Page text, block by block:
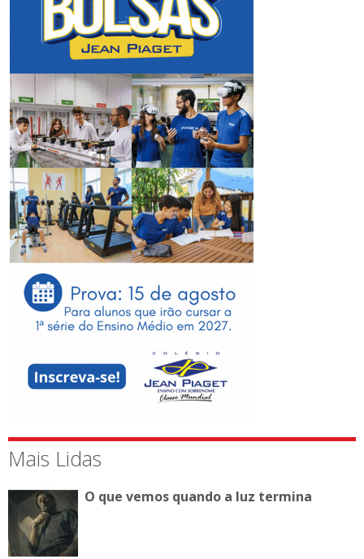
Mais Lidas
O que vemos quando a luz termina